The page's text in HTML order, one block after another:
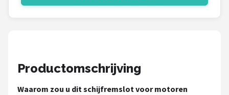
Productomschrijving
Waarom zou u dit schijfremslot voor motoren